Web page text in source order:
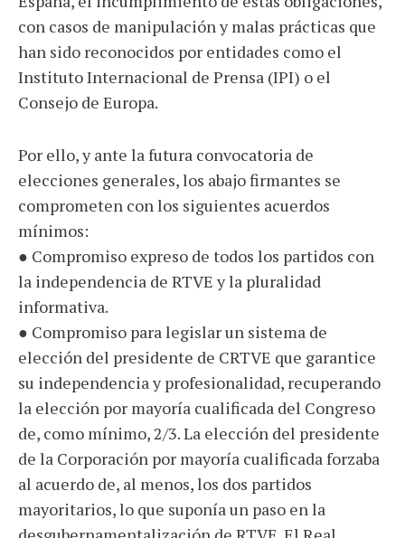
con casos de manipulación y malas prácticas que
han sido reconocidos por entidades como el
Instituto Internacional de Prensa (IPI) o el
Consejo de Europa.
Por ello, y ante la futura convocatoria de
elecciones generales, los abajo firmantes se
comprometen con los siguientes acuerdos
mínimos:
● Compromiso expreso de todos los partidos con
la independencia de RTVE y la pluralidad
informativa.
● Compromiso para legislar un sistema de
elección del presidente de CRTVE que garantice
su independencia y profesionalidad, recuperando
la elección por mayoría cualificada del Congreso
de, como mínimo, 2/3. La elección del presidente
de la Corporación por mayoría cualificada forzaba
al acuerdo de, al menos, los dos partidos
mayoritarios, lo que suponía un paso en la